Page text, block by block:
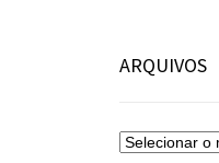
ARQUIVOS